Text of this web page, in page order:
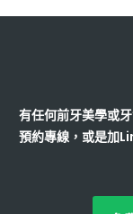
有任何前牙美學或
預約專線，或是加